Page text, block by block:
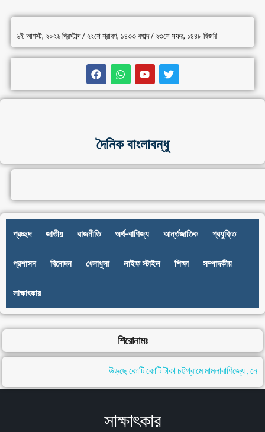
৬ই আগস্ট, ২০২৬ খ্রিস্টাব্দ / ২২শে শ্রাবণ, ১৪৩৩ বঙ্গাব্দ / ২৩শে সফর, ১৪৪৮ হিজরি
দৈনিক বাংলাবন্ধু
প্রচ্ছদ জাতীয় রাজনীতি অর্থ-বাণিজ্য আর্ন্তজাতিক প্রযুক্তি
প্রশাসন বিনোদন খেলাধুলা লাইফ স্টাইল শিক্ষা সম্পাদকীয়
সাক্ষাৎকার
শিরোনামঃ
উড়ছে কোটি কোটি টাকা চট্টগ্রামে মামলাবাণিজ্যে ,
সাক্ষাৎকার